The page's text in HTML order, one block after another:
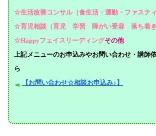
☆生活改善コンサル（食生活・運動・ファスティ
☆育児相談（育児 学習 障がい受容 落ち着き
☆Happyフェイスリーディングその他
上記メニューのお申込みやお問い合わせ・講師
ら
【お問い合わせ☆相談お申込み♪】